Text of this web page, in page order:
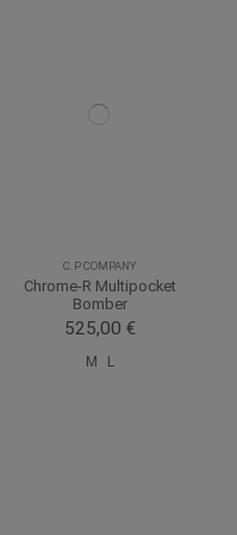
C.P COMPANY
Chrome-R Multipocket
Bomber
525,00 €
M L